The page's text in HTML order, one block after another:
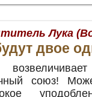
Лука
двое
союз!